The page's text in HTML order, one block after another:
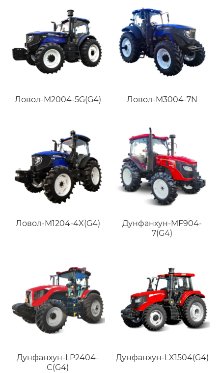
Ловол-M2004-5G(G4) Ловол-M3004-7N
Ловол-M1204-4X(G4)
Дунфанхун-MF904-
7(G4)
Дунфанхун-LP2404-
C(G4)
Дунфанхун-LX1504(G4)